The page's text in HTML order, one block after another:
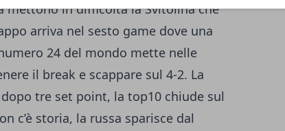
mettono in difficoltà la Svitolina che
arriva nel sesto game dove una
24 del mondo mette nelle
il break e scappare sul 4-2. La
tre set point, la top10 chiude sul
c’è storia, la russa sparisce dal